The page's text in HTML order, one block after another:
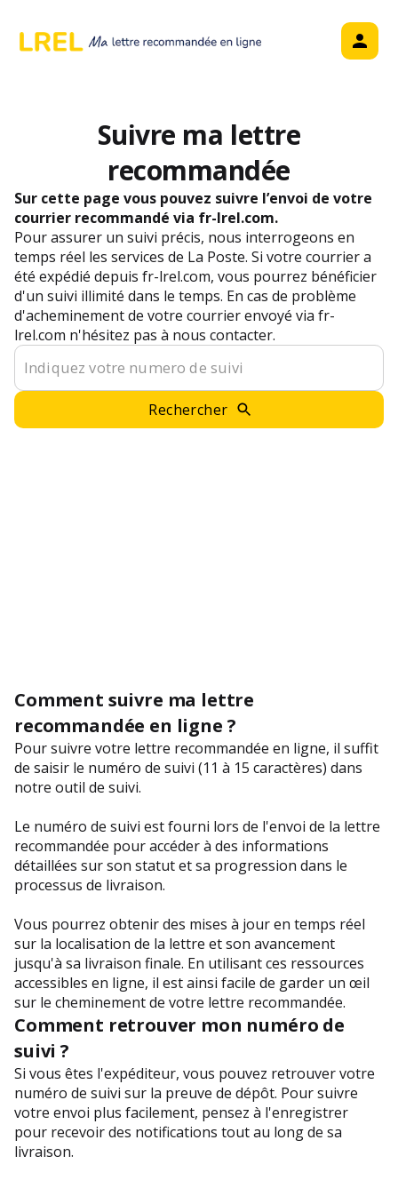
Suivre ma lettre
recommandée
Sur cette page vous pouvez suivre l’envoi de votre
courrier recommandé via fr-lrel.com.
Pour assurer un suivi précis, nous interrogeons en
temps réel les services de La Poste. Si votre courrier a
été expédié depuis fr-lrel.com, vous pourrez bénéficier
d'un suivi illimité dans le temps. En cas de problème
d'acheminement de votre courrier envoyé via fr-
lrel.com n'hésitez pas à nous contacter.
Rechercher
Comment suivre ma lettre
recommandée en ligne ?
Pour suivre votre lettre recommandée en ligne, il suffit
de saisir le numéro de suivi (11 à 15 caractères) dans
notre outil de suivi.
Le numéro de suivi est fourni lors de l'envoi de la lettre
recommandée pour accéder à des informations
détaillées sur son statut et sa progression dans le
processus de livraison.
Vous pourrez obtenir des mises à jour en temps réel
sur la localisation de la lettre et son avancement
jusqu'à sa livraison finale. En utilisant ces ressources
accessibles en ligne, il est ainsi facile de garder un œil
sur le cheminement de votre lettre recommandée.
Comment retrouver mon numéro de
suivi ?
Si vous êtes l'expéditeur, vous pouvez retrouver votre
numéro de suivi sur la preuve de dépôt. Pour suivre
votre envoi plus facilement, pensez à l'enregistrer
pour recevoir des notifications tout au long de sa
livraison.